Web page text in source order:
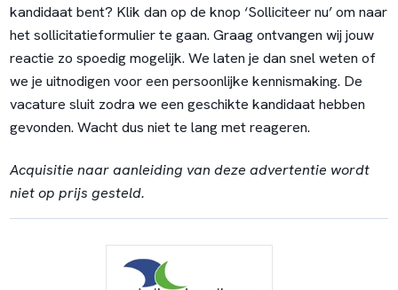
kandidaat bent? Klik dan op de knop ‘Solliciteer nu’ om naar
het sollicitatieformulier te gaan. Graag ontvangen wij jouw
reactie zo spoedig mogelijk. We laten je dan snel weten of
we je uitnodigen voor een persoonlijke kennismaking. De
vacature sluit zodra we een geschikte kandidaat hebben
gevonden. Wacht dus niet te lang met reageren.
Acquisitie naar aanleiding van deze advertentie wordt
niet op prijs gesteld.